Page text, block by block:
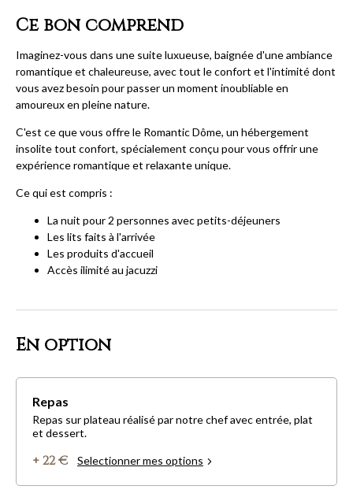
Ce bon comprend
Imaginez-vous dans une suite luxueuse, baignée d'une ambiance
romantique et chaleureuse, avec tout le confort et l'intimité dont
vous avez besoin pour passer un moment inoubliable en
amoureux en pleine nature.
C'est ce que vous offre le Romantic Dôme, un hébergement
insolite tout confort, spécialement conçu pour vous offrir une
expérience romantique et relaxante unique.
Ce qui est compris :
La nuit pour 2 personnes avec petits-déjeuners
Les lits faits à l'arrivée
Les produits d'accueil
Accès ilimité au jacuzzi
En option
Repas
Repas sur plateau réalisé par notre chef avec entrée, plat
et dessert.
+ 22 € Selectionner mes options